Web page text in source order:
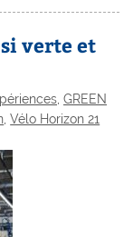
verte et
,GREEN
,Vélo Horizon 21